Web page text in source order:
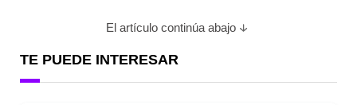
El artículo continúa abajo
TE PUEDE INTERESAR